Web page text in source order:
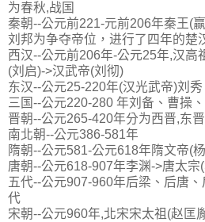
为春秋,战国
秦朝--公元前221-元前206年秦王(
刘邦为争夺帝位，进行了四年的楚
西汉--公元前206年-公元25年,汉高
(刘启)->汉武帝(刘彻)
东汉--公元25-220年(汉光武帝)刘秀
三国--公元220-280 年刘备、曹操
晋朝--公元265-420年分为西晋,东晋
南北朝--公元386-581年
隋朝--公元581-公元618年隋文帝(
唐朝--公元618-907年李渊->唐太
五代--公元907-960年后梁、后唐
代
宋朝--公元960年,北宋宋太祖(赵匡